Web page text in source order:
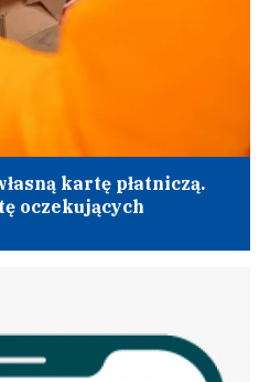
kartę płatniczą.
oczekujących